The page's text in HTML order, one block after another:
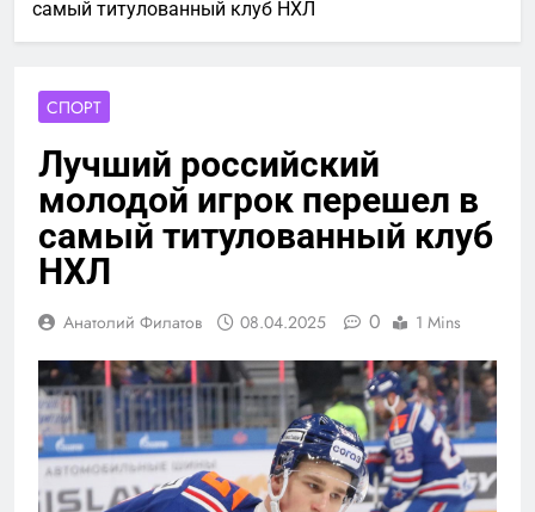
самый титулованный клуб НХЛ
СПОРТ
Лучший российский
молодой игрок перешел в
самый титулованный клуб
НХЛ
Анатолий Филатов 08.04.2025 0 1 Mins